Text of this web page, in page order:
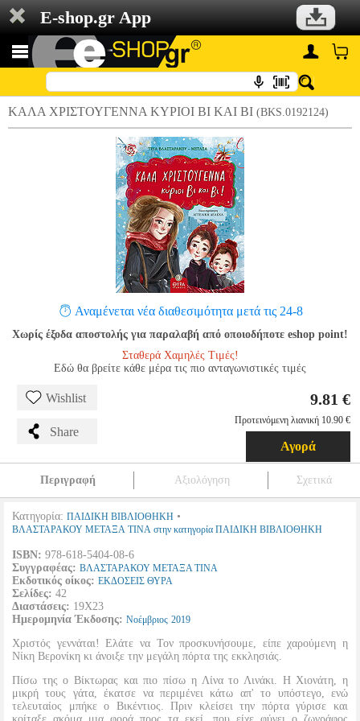
E-shop.gr App
ΚΑΛΑ ΧΡΙΣΤΟΥΓΕΝΝΑ ΚΥΡΙΟΙ ΒΙ ΚΑΙ ΒΙ (BKS.0192124)
Αναμένεται νέα διαθεσιμότητα μετά τις 24-8
Χωρίς έξοδα αποστολής για παραλαβή από οποιοδήποτε eshop point!
Σταθερά Χαμηλές Τιμές!
Εδώ θα βρείτε κάθε μέρα τις πιο ανταγωνιστικές τιμές
Wishlist
Share
9.81 €
Προτεινόμενη λιανική 10.90 €
Αγορά
Περιγραφή Αξιολόγηση Σχετικά
Κατηγορία: ΠΑΙΔΙΚΗ ΒΙΒΛΙΟΘΗΚΗ •
ΒΛΑΣΤΑΡΑΚΟΥ ΜΕΤΑΞΑ ΤΙΝΑ στην κατηγορία ΠΑΙΔΙΚΗ ΒΙΒΛΙΟΘΗΚΗ
ISBN: 978-618-5404-08-6
Συγγραφέας: ΒΛΑΣΤΑΡΑΚΟΥ ΜΕΤΑΞΑ ΤΙΝΑ
Εκδοτικός οίκος: ΕΚΔΟΣΕΙΣ ΘΥΡΑ
Σελίδες: 42
Διαστάσεις: 19Χ23
Ημερομηνία Έκδοσης: Νοέμβριος 2019
Χριστός γεννάται! Ελάτε να Τον προσκυνήσουμε, είπε χαρούμενη η
Νίκη Βερονίκη κι άνοιξε την μεγάλη πόρτα της εκκλησιάς.
Πίσω της ο Βίκτωρας και πιο πίσω η Λίνα το Λινάκι. Η Χιονάτη, η
μικρή τους γάτα, έκατσε να περιμένει κάτω απ' το υπόστεγο, ενώ
τελευταίος μπήκε ο Βικέντιος. Πριν κλείσει την πόρτα γύρισε και